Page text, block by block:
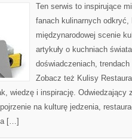
Ten serwis to inspirujące
fanach kulinarnych
międzynarodowej scenie
artykuły o kuchniach
doświadczeniach,
Zobacz też Kulisy
wiedzę i inspirację. Odwiedzający
na kulturę jedzenia,
[…]